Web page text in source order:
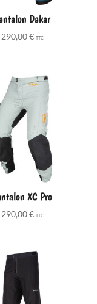
Dakar
290,00€ TTC
XC Pro
290,00€ TTC